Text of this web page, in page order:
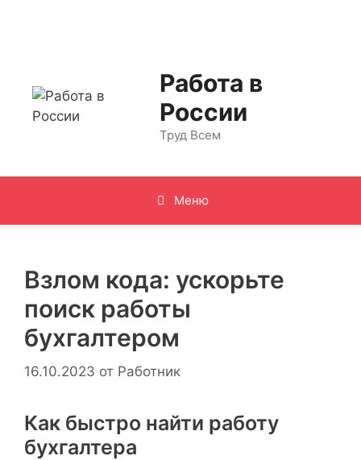
Работа в
России
Труд Всем
Меню
Взлом кода: ускорьте
поиск работы
бухгалтером
16.10.2023 от Работник
Как быстро найти работу
бухгалтера